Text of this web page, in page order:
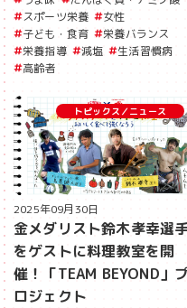
スポーツ栄養
女性
子ども・食育
栄養バランス
栄養指導
減塩
生活習慣病
高齢者
トピックス／ニュース
2025年09月30日
金メダリスト鈴木孝幸選
をゲストに料理教室を開
催！「TEAM BEYOND」
ロジェクト